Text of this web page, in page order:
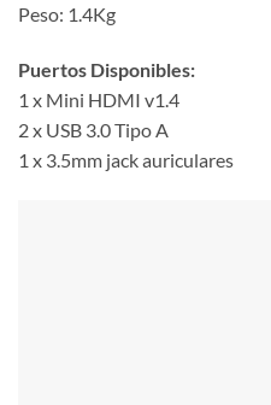
Peso: 1.4Kg
Puertos Disponibles:
1 x Mini HDMI v1.4
2 x USB 3.0 Tipo A
1 x 3.5mm jack auriculares